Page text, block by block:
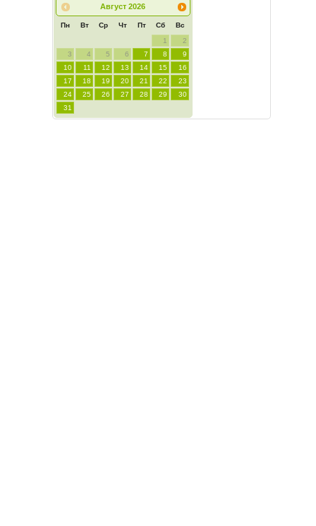
Август 2026
Пн Вт Ср Чт Пт Сб Вс
1
2
3
4 5 6 7 8
9
10
11 12 13 14 15
16
17
18 19 20 21 22
23
24
25 26 27 28 29
30
31